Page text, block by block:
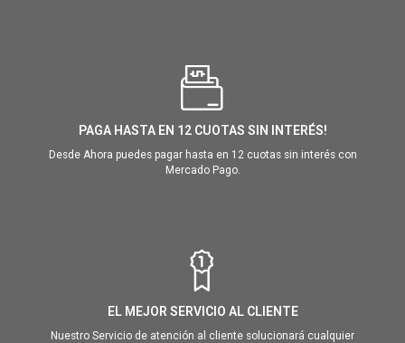
PAGA HASTA EN 12 CUOTAS SIN INTERÉS!
Desde Ahora puedes pagar hasta en 12 cuotas sin interés con
Mercado Pago.
EL MEJOR SERVICIO AL CLIENTE
Nuestro Servicio de atención al cliente solucionará cualquier